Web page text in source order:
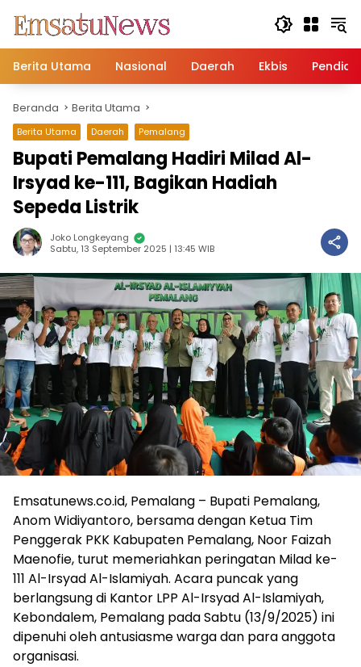
konten
Berita Utama
Nasional Daerah Ekbis
Beranda Berita Utama
Berita Utama Daerah Pemalang
Bupati Pemalang Hadiri Milad Al-
Irsyad ke-111, Bagikan Hadiah
Sepeda Listrik
Joko Longkeyang
Sabtu, 13 September 2025 | 13:45 WIB
Emsatunews.co.id, Pemalang – Bupati Pemalang,
Anom Widiyantoro, bersama dengan Ketua Tim
Penggerak PKK Kabupaten Pemalang, Noor Faizah
Maenofie, turut memeriahkan peringatan Milad ke-
111 Al-Irsyad Al-Islamiyah. Acara puncak yang
berlangsung di Kantor LPP Al-Irsyad Al-Islamiyah,
Kebondalem, Pemalang pada Sabtu (13/9/2025) ini
dipenuhi oleh antusiasme warga dan para anggota
organisasi.